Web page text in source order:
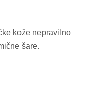
kože nepravilno
šare.